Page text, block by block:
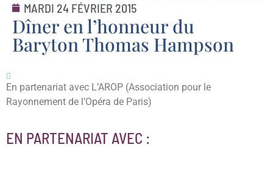
MARDI 24 FÉVRIER 2015
Dîner en l’honneur du
Baryton Thomas Hampson
En partenariat avec L’AROP (Association pour le
Rayonnement de l’Opéra de Paris)
EN PARTENARIAT AVEC :